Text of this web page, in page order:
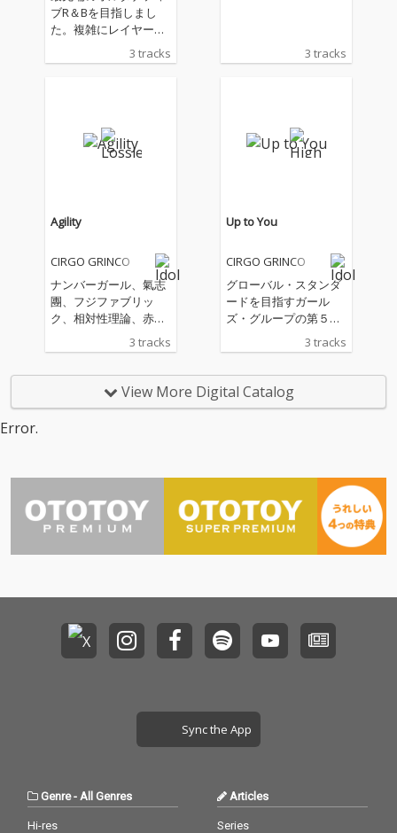
ブR＆Bを目指しまし
た。複雑にレイヤーを
描くトラックに迷路に
迷い込んだようなメロ
W松木美定を迎え、そ
の文学的な歌詞も聞き
お勧めです。
3 tracks 3 tracks
Agility
CIRGO GRINCO
ナンバーガール、氣志
團、フジファブリッ
ク、相対性理論、赤い
公園などを発掘育成。
フィロソフィーのダン
ロデュースした加茂啓
太郎がオーディション
の第６弾シングル。作
詞には安全地帯、CHA
GE and ASKA、光GENJ
Iなど多くのアーティス
の楽曲提供。小泉今日
子の「１００％男女交
際」ではレコード大賞
の抜群の歌唱力、ハー
モニー、各々の違うキ
ャラクターを持った歌
3 tracks
Up to You
CIRGO GRINCO
グローバル・スタンダ
ードを目指すガール
ズ・グループの第５弾
シングル。これまでに
なくポップでチャーミ
ンになっています。パ
ワフルなボーカルの結
のキャラクターをフィ
ーチャーしたボーカル
も大きな聞き所担って
います。
3 tracks
View More Digital Catalog
Error.
Sync the App
Genre- All Genres
Hi-res
Articles
Series